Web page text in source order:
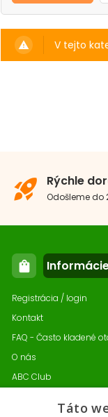
warning V tejto
rocket_launch Rýchle
Odošleme do
shopping_bag
Registrácia / login
Kontakt
FAQ - Často kladené
O nás
ABC Club
Táto